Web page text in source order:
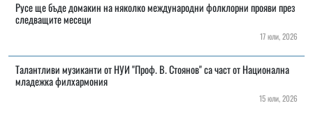
Русе ще бъде домакин на няколко международни фолклорни прояви през
следващите месеци
17 юли, 2026
Талантливи музиканти от НУИ "Проф. В. Стоянов" са част от Национална
младежка филхармония
15 юли, 2026